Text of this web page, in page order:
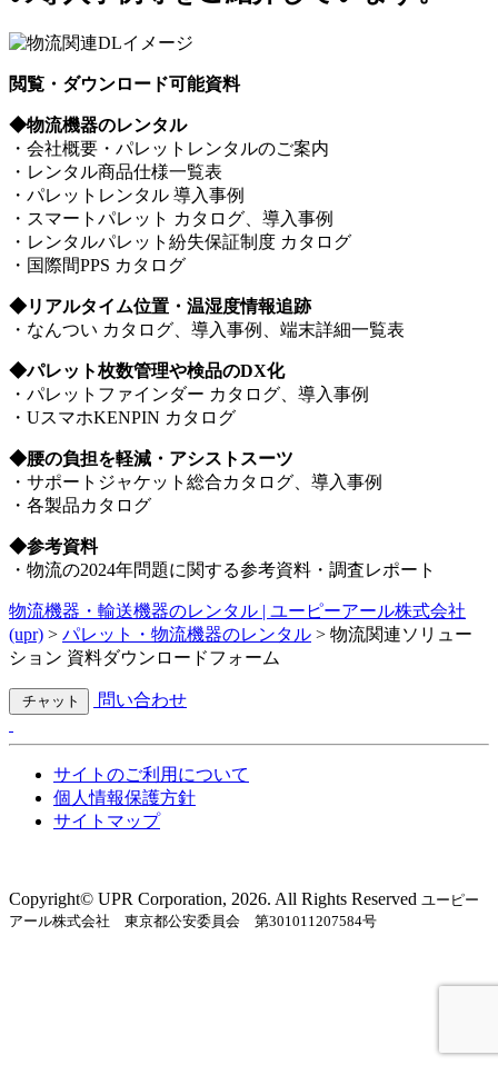
閲覧・ダウンロード可能資料
◆物流機器のレンタル
・会社概要・パレットレンタルのご案内
・レンタル商品仕様一覧表
・パレットレンタル 導入事例
・スマートパレット カタログ、導入事例
・レンタルパレット紛失保証制度 カタログ
・国際間PPS カタログ
◆リアルタイム位置・温湿度情報追跡
・なんつい カタログ、導入事例、端末詳細一覧表
◆パレット枚数管理や検品のDX化
・パレットファインダー カタログ、導入事例
・UスマホKENPIN カタログ
◆腰の負担を軽減・アシストスーツ
・サポートジャケット総合カタログ、導入事例
・各製品カタログ
◆参考資料
・物流の2024年問題に関する参考資料・調査レポート
物流機器・輸送機器のレンタル | ユーピーアール株式会社
(upr) > パレット・物流機器のレンタル > 物流関連ソリュー
ション 資料ダウンロードフォーム
チャット 問い合わせ
サイトのご利用について
個人情報保護方針
サイトマップ
Copyright©︎ UPR Corporation, 2026. All Rights Reserved ユーピー
アール株式会社 東京都公安委員会 第301011207584号